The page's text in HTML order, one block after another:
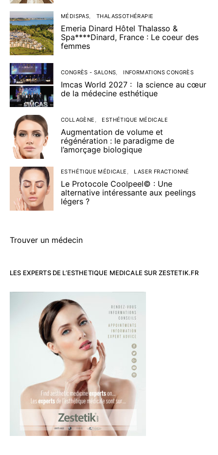
MÉDISPAS THALASSOTHÉRAPIE
Emeria Dinard Hôtel Thalasso &
Spa****Dinard, France : Le coeur des
femmes
CONGRÈS - SALONS INFORMATIONS CONGRÈS
Imcas World 2027 : la science au cœur
de la médecine esthétique
COLLAGÈNE ESTHÉTIQUE MÉDICALE
Augmentation de volume et
régénération : le paradigme de
l’amorçage biologique
ESTHÉTIQUE MÉDICALE LASER FRACTIONNÉ
Le Protocole Coolpeel© : Une
alternative intéressante aux peelings
légers ?
Trouver un médecin
LES EXPERTS DE L’ESTHETIQUE MEDICALE SUR ZESTETIK.FR